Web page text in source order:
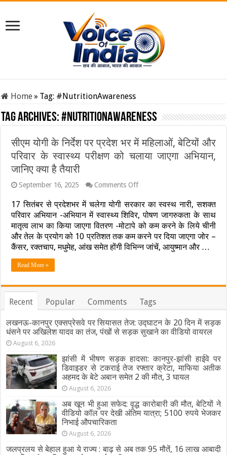
Home» Tag: #NutritionAwareness
Tag Archives:#NutritionAwareness
सीएम योगी के निर्देश पर प्रदेश भर में महिलाओं, बेटियों और
परिवार के स्वास्थ्य परीक्षण को चलाया जाएगा अभियान,
जानिए क्या है तैयारी
September 16, 2025 Comments Offon
योगी
के
निर्देश
पर
प्रदेश
भर
परिवार
स्वास्थ्य
को
चलाया
जाएगा
जानिए
क्या
है
तैयारी
17 सितंबर से प्रदेशभर में चलेगा योगी सरकार का स्वस्थ नारी, सशक्त
परिवार अभियान -अभियान में स्वास्थ्य शिविर, पोषण जागरुकता के साथ
मातृत्व लाभ का किया जाएगा वितरण -मोटापे को कम करने के लिये चीनी
और तेल के प्रयोग को 10 प्रतिशत तक कम करने पर दिया जाएगा जोर –
कैंसर, रक्तचाप, मधुमेह, आंख समेत होंगी विभिन्न जांचें, आयुष्मान और …
Read More »
Recent Popular Comments Tags
लखनऊ-कानपुर एक्सप्रेसवे पर सियासत तेज: उद्घाटन के 20 दिन में सड़क
धंसने पर अखिलेश यादव का तंज, पंखों से सड़क सुखाने का वीडियो वायरल
August 6, 2026
झांसी में भीषण सड़क हादसा: कानपुर-झांसी हाईवे पर
डिवाइडर से टकराई तेज रफ्तार क्रेटा, माफिया अतीक
अहमद के बेटे अबान समेत 2 की मौत, 3 घायल
August 6, 2026
अब खून भी हुआ सफेद: वृद्ध कारोबारी की मौत, बेटियों ने
वीडियो कॉल पर देखी अंतिम यात्रा; 5100 रुपये भेजकर
निभाई औपचारिकता
August 6, 2026
जलप्रलय से बेहाल हुआ ये राज्य : बाढ़ से अब तक 95 मौतें, 16 लाख आबादी